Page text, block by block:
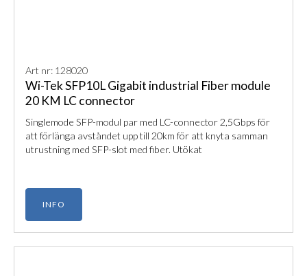
Art nr: 128020
Wi-Tek SFP10L Gigabit industrial Fiber module
20 KM LC connector
Singlemode SFP-modul par med LC-connector 2,5Gbps för
att förlänga avståndet upp till 20km för att knyta samman
utrustning med SFP-slot med fiber. Utökat
INFO